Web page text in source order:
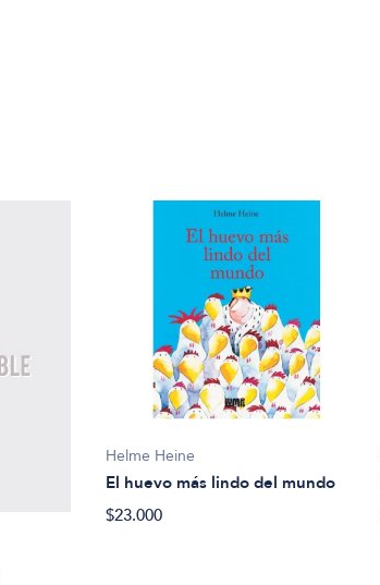
Helme Heine
El huevo más lindo del mundo
$23.000